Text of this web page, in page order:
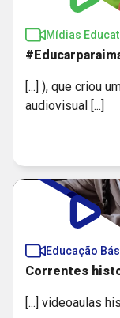
Mídias
[...] ), que criou
audiovisual [...]
Educação
Correntes
[...] videoaulas